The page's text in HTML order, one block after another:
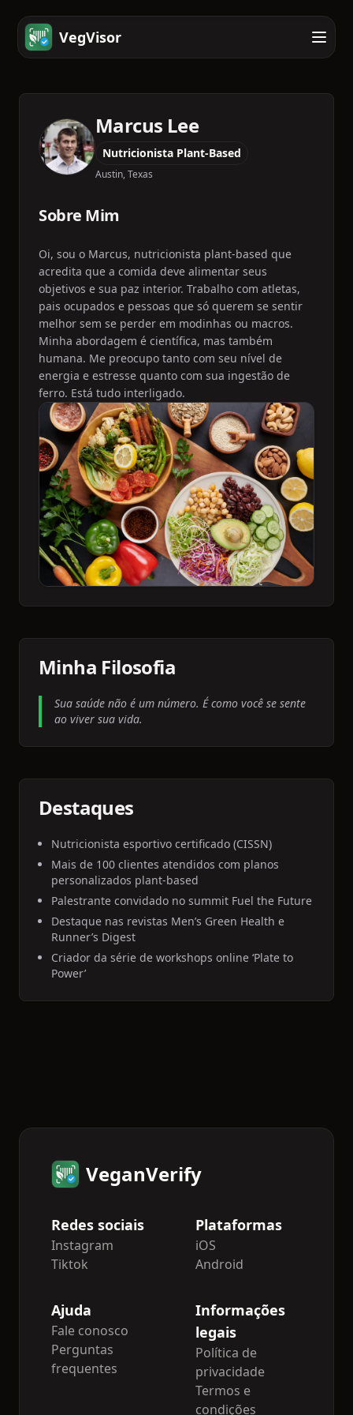
VegVisor
Marcus Lee
Nutricionista Plant-Based
Austin, Texas
Sobre Mim
Oi, sou o Marcus, nutricionista plant-based que
acredita que a comida deve alimentar seus
objetivos e sua paz interior. Trabalho com atletas,
pais ocupados e pessoas que só querem se sentir
melhor sem se perder em modinhas ou macros.
Minha abordagem é científica, mas também
humana. Me preocupo tanto com seu nível de
energia e estresse quanto com sua ingestão de
ferro. Está tudo interligado.
Minha Filosofia
Sua saúde não é um número. É como você se sente
ao viver sua vida.
Destaques
Nutricionista esportivo certificado (CISSN)
Mais de 100 clientes atendidos com planos
personalizados plant-based
Palestrante convidado no summit Fuel the Future
Destaque nas revistas Men’s Green Health e
Runner’s Digest
Criador da série de workshops online ‘Plate to
Power’
VeganVerify
Redes sociais
Instagram
Tiktok
Plataformas
iOS
Android
Ajuda
Fale conosco
Perguntas
frequentes
Informações
legais
Política de
privacidade
Termos e
condições